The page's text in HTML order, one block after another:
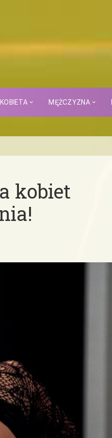
KOBIETA MĘŻCZYZNA
kobiet